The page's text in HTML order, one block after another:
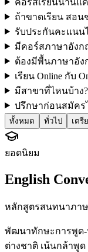
ถ้าขาดเรียน สอน
รับประกันคะแนน
มีคอร์สภาษาอังก
ต้องมีพื้นภาษาอัง
เรียน Online กับ
มีสาขาที่ไหนบ้าง?
ปรึกษาก่อนสมัคร
ทั้งหมด ทั่วไป เตรี
ยอดนิยม
English
หลักสูตรสนทนาภา
พัฒนาทักษะการพูด-
ต่างชาติ เน้นกล้าพู